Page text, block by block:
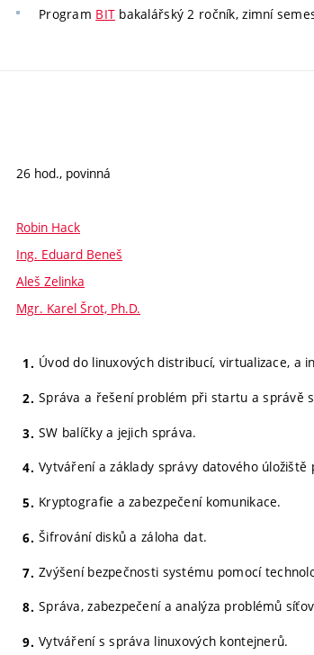
Program BIT bakalářský 2 ročník, zimní
26 hod., povinná
Robin Hack
Ing. Eduard Beneš
Aleš Zelinka
Mgr. Karel Šrot, Ph.D.
Úvod do linuxových distribucí, virtualizace, a
Správa a řešení problém při startu a správě
SW balíčky a jejich správa.
Vytváření a základy správy datového úložiště
Kryptografie a zabezpečení komunikace.
Šifrování disků a záloha dat.
Zvýšení bezpečnosti systému pomocí
Správa, zabezpečení a analýza problémů
Vytváření s správa linuxových kontejnerů.